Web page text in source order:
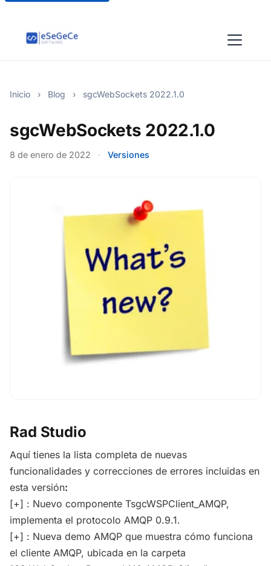
Inicio › Blog › sgcWebSockets 2022.1.0
sgcWebSockets 2022.1.0
8 de enero de 2022 · Versiones
Rad Studio
Aquí tienes la lista completa de nuevas
funcionalidades y correcciones de errores incluidas en
esta versión:
[+] : Nuevo componente TsgcWSPClient_AMQP,
implementa el protocolo AMQP 0.9.1.
[+] : Nueva demo AMQP que muestra cómo funciona
el cliente AMQP, ubicada en la carpeta